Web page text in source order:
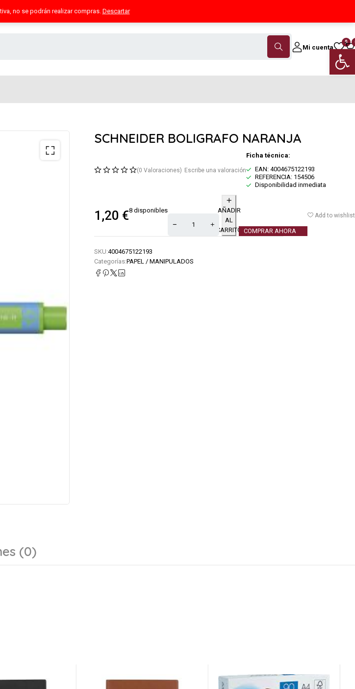
Abrir
no se podrán realizar compras. Descartar
Mi cuenta
0
SCHNEIDER BOLIGRAFO NARANJA
(0 Valoraciones) Escribe una valoración
Ficha técnica:
EAN: 4004675122193
REFERENCIA: 154506
Disponibilidad inmediata
1,20 €8 disponibles
AÑADIR
AL
CARRITO
COMPRAR AHORA
Add to wishlist
SKU:4004675122193
Categorías:PAPEL / MANIPULADOS
(0)